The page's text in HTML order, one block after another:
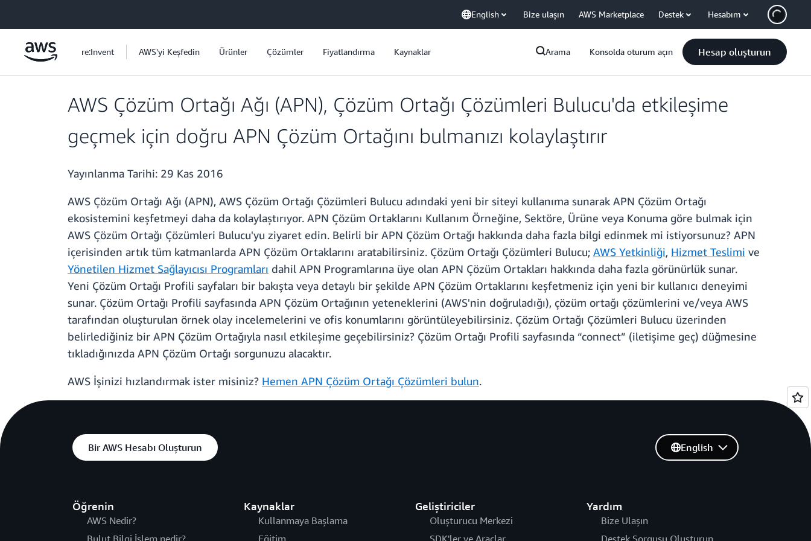
English Bize ulaşın AWS Marketplace Destek Hesabım
re:Invent AWS'yi Keşfedin Ürünler Çözümler Fiyatlandırma Kaynaklar Arama Konsolda oturum açın Hesap oluşturun
AWS Çözüm Ortağı Ağı (APN), Çözüm Ortağı Çözümleri Bulucu'da etkileşime
geçmek için doğru APN Çözüm Ortağını bulmanızı kolaylaştırır
Yayınlanma Tarihi: 29 Kas 2016
AWS Çözüm Ortağı Ağı (APN), AWS Çözüm Ortağı Çözümleri Bulucu adındaki yeni bir siteyi kullanıma sunarak APN Çözüm Ortağı
ekosistemini keşfetmeyi daha da kolaylaştırıyor. APN Çözüm Ortaklarını Kullanım Örneğine, Sektöre, Ürüne veya Konuma göre bulmak için
AWS Çözüm Ortağı Çözümleri Bulucu'yu ziyaret edin. Belirli bir APN Çözüm Ortağı hakkında daha fazla bilgi edinmek mi istiyorsunuz? APN
içerisinden artık tüm katmanlarda APN Çözüm Ortaklarını aratabilirsiniz. Çözüm Ortağı Çözümleri Bulucu; AWS Yetkinliği, Hizmet Teslimi ve
Yönetilen Hizmet Sağlayıcısı Programları dahil APN Programlarına üye olan APN Çözüm Ortakları hakkında daha fazla görünürlük sunar.
Yeni Çözüm Ortağı Profili sayfaları bir bakışta veya detaylı bir şekilde APN Çözüm Ortaklarını keşfetmeniz için yeni bir kullanıcı deneyimi
sunar. Çözüm Ortağı Profili sayfasında APN Çözüm Ortağının yeteneklerini (AWS'nin doğruladığı), çözüm ortağı çözümlerini ve/veya AWS
tarafından oluşturulan örnek olay incelemelerini ve ofis konumlarını görüntüleyebilirsiniz. Çözüm Ortağı Çözümleri Bulucu üzerinden
belirlediğiniz bir APN Çözüm Ortağıyla nasıl etkileşime geçebilirsiniz? Çözüm Ortağı Profili sayfasında “connect” (iletişime geç) düğmesine
tıkladığınızda APN Çözüm Ortağı sorgunuzu alacaktır.
AWS İşinizi hızlandırmak ister misiniz? Hemen APN Çözüm Ortağı Çözümleri bulun.
Bir AWS Hesabı Oluşturun
Öğrenin
AWS Nedir?
Kaynaklar
Kullanmaya Başlama
Geliştiriciler
Oluşturucu Merkezi
Yardım
Bize Ulaşın
English